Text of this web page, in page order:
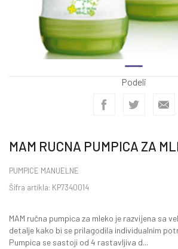
Podeli
MAM RUCNA PUMPICA ZA
PUMPICE MANUELNE
Šifra artikla: KP7340014
MAM ručna pumpica za mleko je razvijena sa
detalje kako bi se prilagodila individualnim
Pumpica se sastoji od 4 rastavljiva d...